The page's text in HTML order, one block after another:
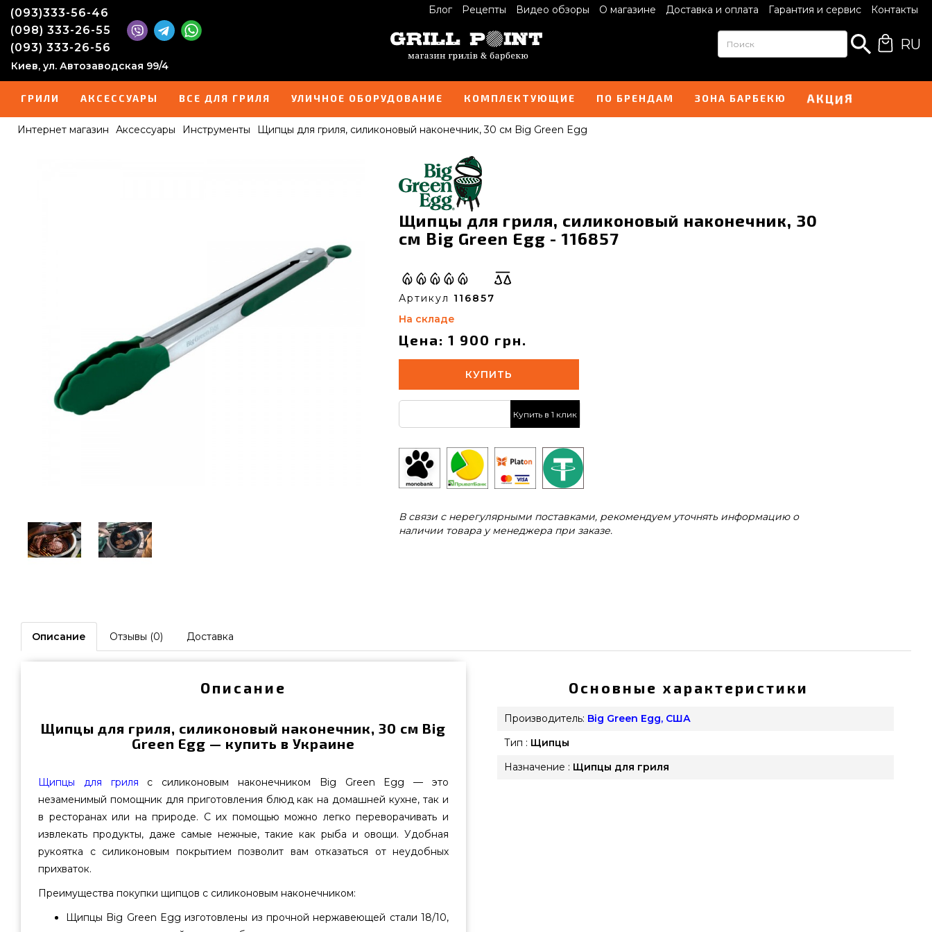
Блог Рецепты Видео обзоры О магазине Доставка и оплата Гарантия и сервис Контакты
(093)333-56-46
(098) 333-26-55
(093) 333-26-56
Киев, ул. Автозаводская 99/4
RU
ГРИЛИ АКСЕССУАРЫ ВСЕ ДЛЯ ГРИЛЯ УЛИЧНОЕ ОБОРУДОВАНИЕ КОМПЛЕКТУЮЩИЕ ПО БРЕНДАМ ЗОНА БАРБЕКЮ АКЦИЯ
Интернет магазин Аксессуары Инструменты Щипцы для гриля, силиконовый наконечник, 30 см Big Green Egg
Щипцы для гриля, силиконовый наконечник, 30
см Big Green Egg - 116857
Артикул 116857
На складе
Цена: 1 900 грн.
КУПИТЬ
Купить в 1 клик
В связи с нерегулярными поставками, рекомендуем уточнять информацию о
наличии товара у менеджера при заказе.
Описание Отзывы (0) Доставка
Описание
Щипцы для гриля, силиконовый наконечник, 30 см Big
Green Egg — купить в Украине
Щипцы для гриля с силиконовым наконечником Big Green Egg — это
незаменимый помощник для приготовления блюд как на домашней кухне, так и
в ресторанах или на природе. С их помощью можно легко переворачивать и
извлекать продукты, даже самые нежные, такие как рыба и овощи. Удобная
рукоятка с силиконовым покрытием позволит вам отказаться от неудобных
прихваток.
Преимущества покупки щипцов с силиконовым наконечником:
Щипцы Big Green Egg изготовлены из прочной нержавеющей стали 18/10,
Основные характеристики
Производитель: Big Green Egg, США
Тип : Щипцы
Назначение : Щипцы для гриля